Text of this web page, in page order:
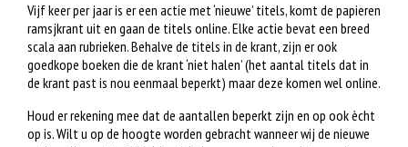
Vijf keer per jaar is er een actie met ‘nieuwe’ titels, komt de papieren
ramsjkrant uit en gaan de titels online. Elke actie bevat een breed
scala aan rubrieken. Behalve de titels in de krant, zijn er ook
goedkope boeken die de krant ‘niet halen’ (het aantal titels dat in
de krant past is nou eenmaal beperkt) maar deze komen wel online.
Houd er rekening mee dat de aantallen beperkt zijn en op ook ècht
op is. Wilt u op de hoogte worden gebracht wanneer wij de nieuwe